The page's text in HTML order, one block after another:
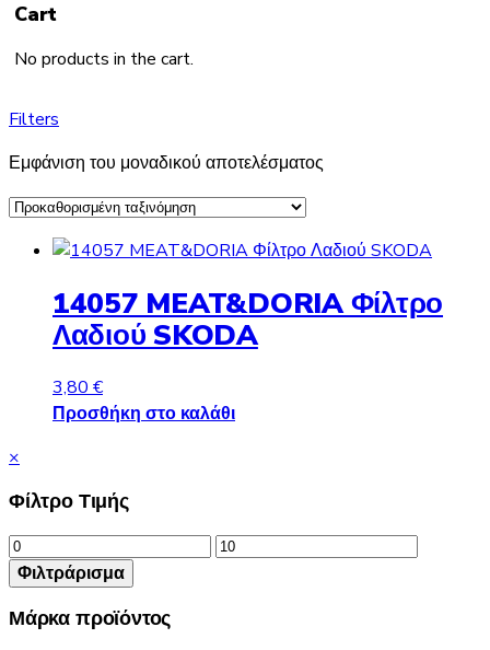
Cart
No products in the cart.
Filters
Εμφάνιση του μοναδικού αποτελέσματος
14057 MEAT&DORIA Φίλτρο
Λαδιού SKODA
3,80 €
Προσθήκη στο καλάθι
×
Φίλτρο Τιμής
Ελάχιστη
τιμή
Μέγιστη
Φιλτράρισμα
Μάρκα προϊόντος